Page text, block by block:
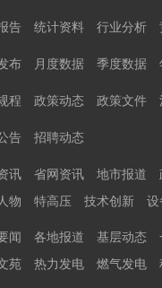
告 统计资料 行业分析
布 月度数据 季度数据
程 政策动态 政策文件
告 招聘动态
讯 省网资讯 地市报道
物
特高压 技术创新 设
闻 各地报道 基层动态
苑
热力发电 燃气发电